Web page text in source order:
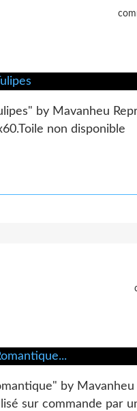
by Mavanheu
non disponible
by
sur commande par